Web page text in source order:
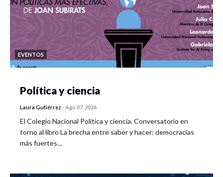
EVENTOS
Política y ciencia
Laura Gutiérrez -Ago 07, 2026
El Colegio Nacional Política y ciencia. Conversatorio en
torno al libro La brecha entre saber y hacer: democracias
más fuertes…